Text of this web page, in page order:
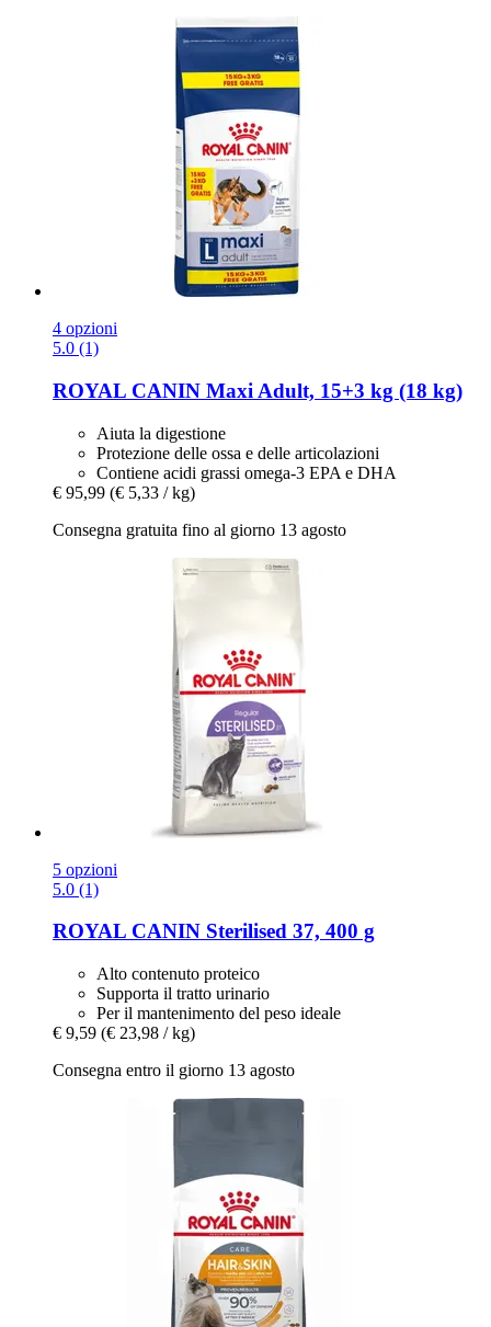
4 opzioni
5.0 (1)
ROYAL CANIN Maxi Adult, 15+3 kg (18 kg)
Aiuta la digestione
Protezione delle ossa e delle articolazioni
Contiene acidi grassi omega-3 EPA e DHA
€ 95,99 (€ 5,33 / kg)
Consegna gratuita fino al giorno 13 agosto
5 opzioni
5.0 (1)
ROYAL CANIN Sterilised 37, 400 g
Alto contenuto proteico
Supporta il tratto urinario
Per il mantenimento del peso ideale
€ 9,59 (€ 23,98 / kg)
Consegna entro il giorno 13 agosto